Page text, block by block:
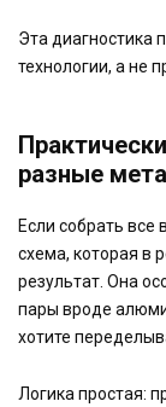
Эта диагностика
технологии, а не
разные
Если собрать все
схема, которая в
результат. Она
пары вроде
хотите
Логика простая: